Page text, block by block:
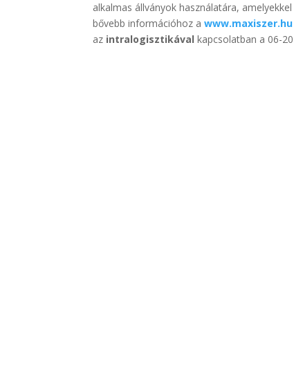
alkalmas állványok használatára,
bővebb információhoz awww.maxiszer.hu
az intralogisztikávalkapcsolatban a 06-